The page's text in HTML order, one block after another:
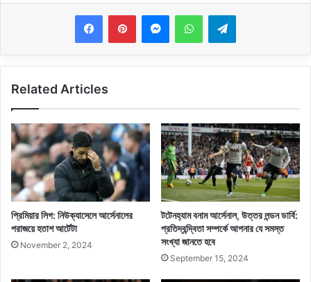
MessengerWhatsAppTelegram
Related Articles
প্রিমিয়ার লিগ: নিউক্যাসেলে আর্সেনালের
পরাজয়ে হতাশ আর্টেটা
November 2, 2024
টটেনহ্যাম বনাম আর্সেনাল, উত্তর লন্ডন ডার্বি:
প্রতিদ্বন্দ্বিতা সম্পর্কে আপনার যে সমস্ত
সংখ্যা জানতে হবে
September 15, 2024